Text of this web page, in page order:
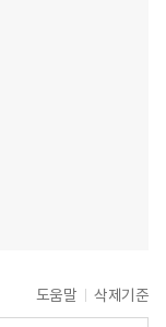
도움말 삭제기준